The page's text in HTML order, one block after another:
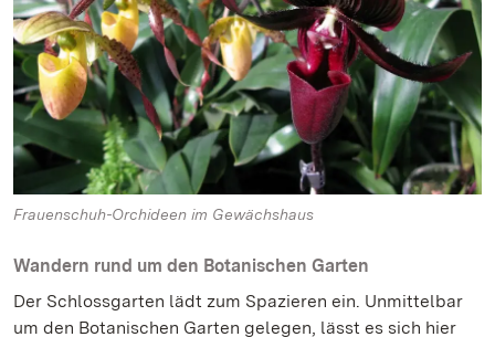
Frauenschuh-Orchideen im Gewächshaus
Wandern rund um den Botanischen Garten
Der Schlossgarten lädt zum Spazieren ein. Unmittelbar
um den Botanischen Garten gelegen, lässt es sich hier